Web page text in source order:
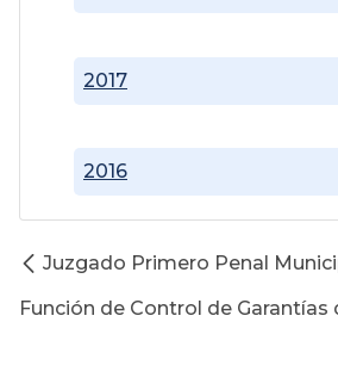
2016
2017
Juzgado Primero Penal
Función de Control de Garantías